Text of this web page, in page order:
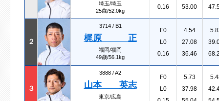
埼玉/埼玉
25歳/52.0kg
0.16
53.00
２
3714 / B1
梶原 正
福岡/福岡
49歳/56.1kg
F0
L0
0.16
4.54
27.08
36.46
３
3888 /A2
山本 英志
東京/広島
F0
L0
5.73
37.98